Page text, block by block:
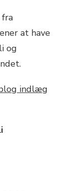
at have
og
indlæg